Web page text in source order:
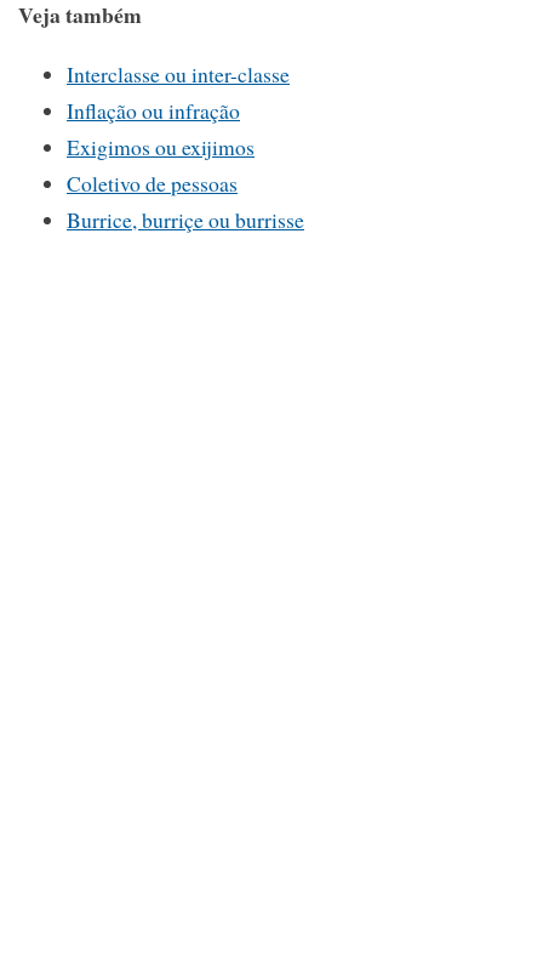
Veja também
Interclasse ou inter-classe
Inflação ou infração
Exigimos ou exijimos
Coletivo de pessoas
Burrice, burriçe ou burrisse